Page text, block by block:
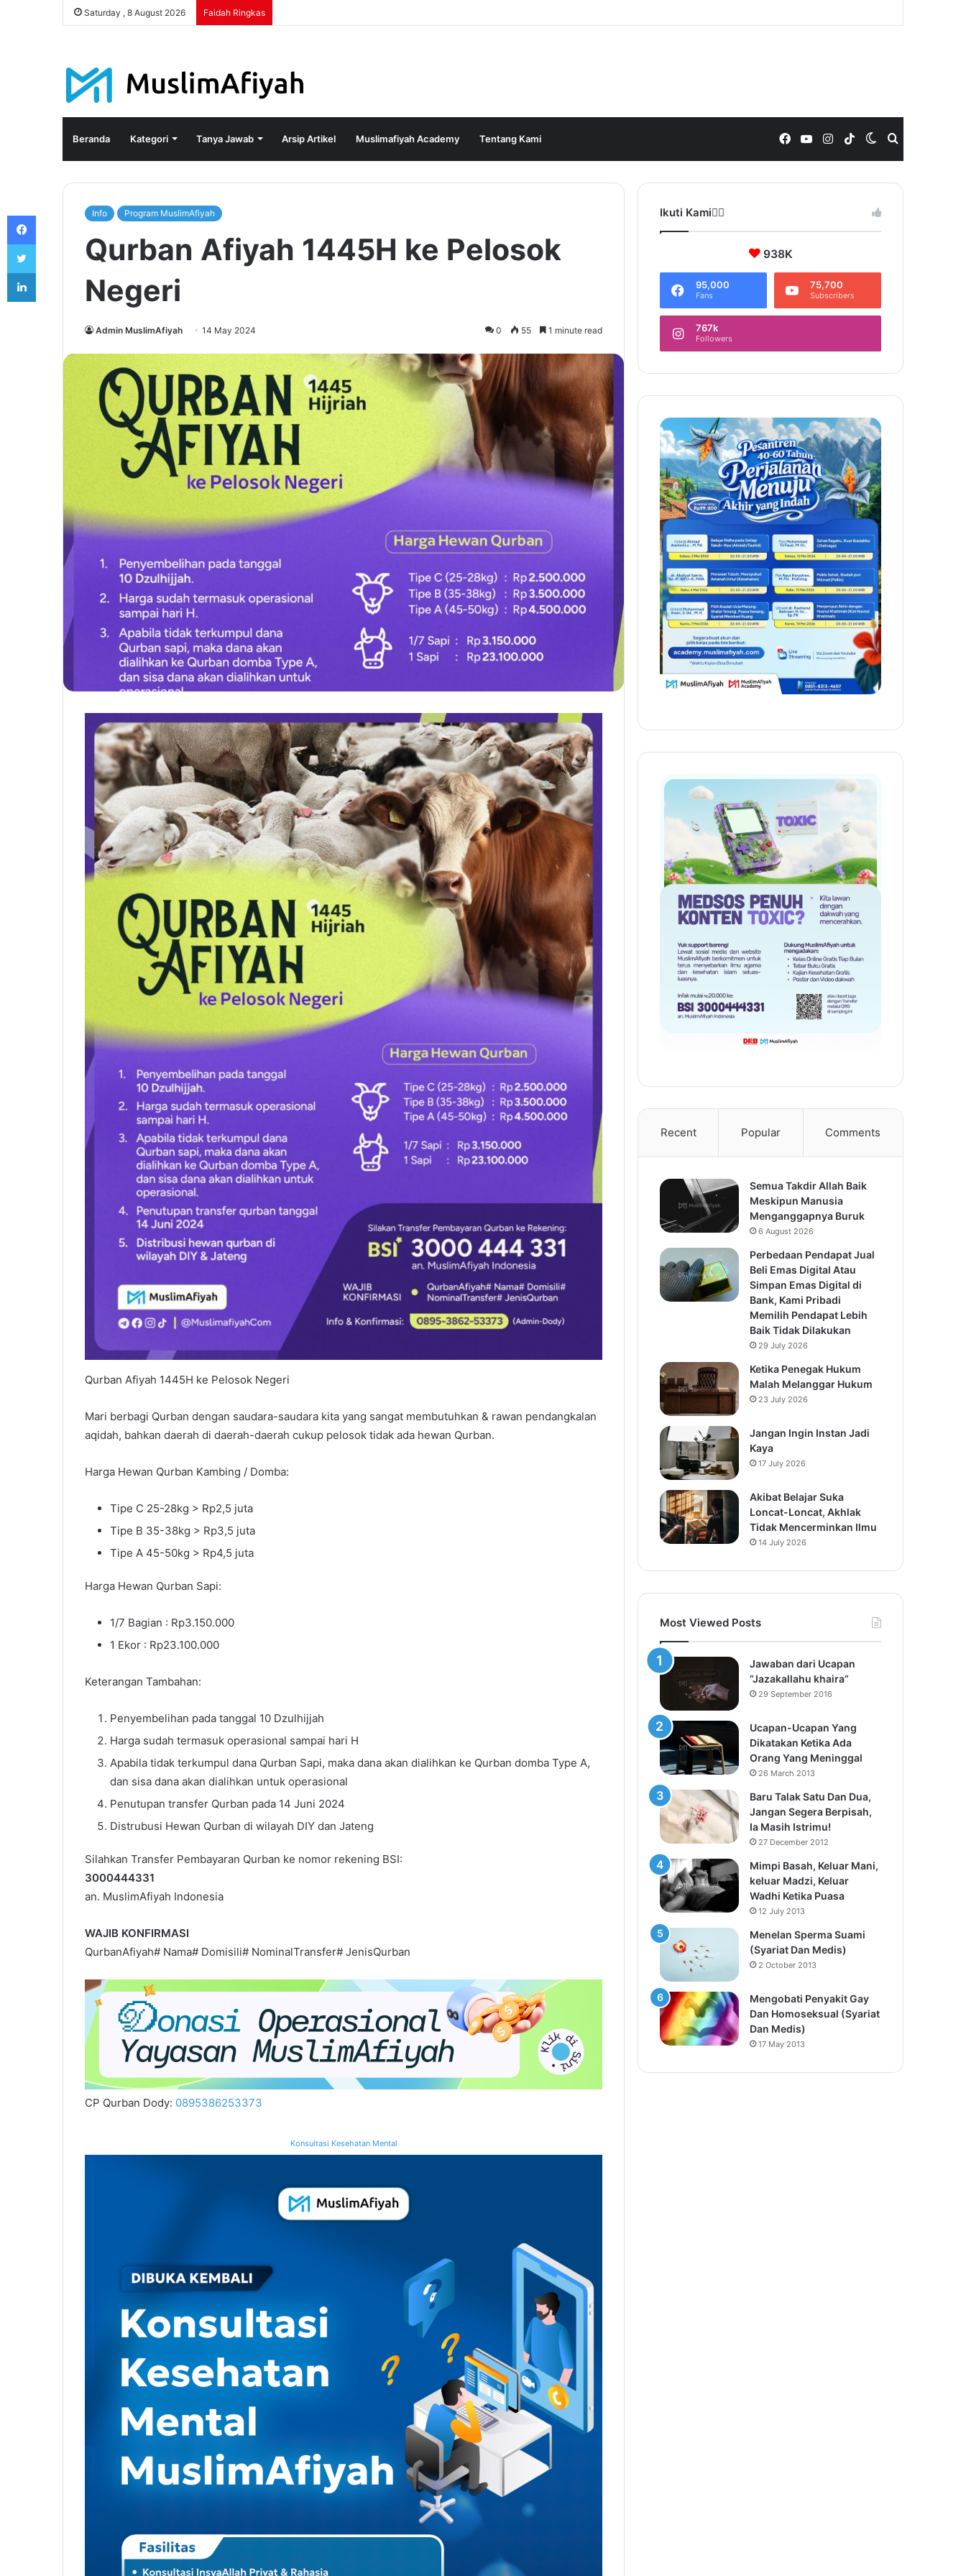
Saturday , 8 August 2026 Faidah Ringkas
Beranda Kategori Tanya Jawab Arsip Artikel Muslimafiyah Academy Tentang Kami Switch
skin
TikTok
Instagram
YouTube
Facebook
Info Program MuslimAfiyah
Qurban Afiyah 1445H ke Pelosok
Negeri
Admin MuslimAfiyah 14 May 2024 0 55 1 minute read
Qurban Afiyah 1445H ke Pelosok Negeri
Mari berbagi Qurban dengan saudara-saudara kita yang sangat membutuhkan & rawan pendangkalan
aqidah, bahkan daerah di daerah-daerah cukup pelosok tidak ada hewan Qurban.
Harga Hewan Qurban Kambing / Domba:
Tipe C 25-28kg > Rp2,5 juta
Tipe B 35-38kg > Rp3,5 juta
Tipe A 45-50kg > Rp4,5 juta
Harga Hewan Qurban Sapi:
1/7 Bagian : Rp3.150.000
1 Ekor : Rp23.100.000
Keterangan Tambahan:
Penyembelihan pada tanggal 10 Dzulhijjah
Harga sudah termasuk operasional sampai hari H
Apabila tidak terkumpul dana Qurban Sapi, maka dana akan dialihkan ke Qurban domba Type A,
dan sisa dana akan dialihkan untuk operasional
Penutupan transfer Qurban pada 14 Juni 2024
Distrubusi Hewan Qurban di wilayah DIY dan Jateng
Silahkan Transfer Pembayaran Qurban ke nomor rekening BSI:
3000444331
an. MuslimAfiyah Indonesia
WAJIB KONFIRMASI
QurbanAfiyah# Nama# Domisili# NominalTransfer# JenisQurban
CP Qurban Dody: 0895386253373
Konsultasi Kesehatan Mental
Ikuti Kami❤️‍🔥
938K
95,000
Fans
75,700
Subscribers
767k
Followers
Recent Popular Comments
Semua Takdir Allah Baik
Meskipun Manusia
Menganggapnya Buruk
6 August 2026
Perbedaan Pendapat Jual
Beli Emas Digital Atau
Simpan Emas Digital di
Bank, Kami Pribadi
Memilih Pendapat Lebih
Baik Tidak Dilakukan
29 July 2026
Ketika Penegak Hukum
Malah Melanggar Hukum
23 July 2026
Jangan Ingin Instan Jadi
Kaya
17 July 2026
Akibat Belajar Suka
Loncat-Loncat, Akhlak
Tidak Mencerminkan Ilmu
14 July 2026
Most Viewed Posts
Jawaban dari Ucapan
“Jazakallahu khaira”
29 September 2016
Ucapan-Ucapan Yang
Dikatakan Ketika Ada
Orang Yang Meninggal
26 March 2013
Baru Talak Satu Dan Dua,
Jangan Segera Berpisah,
Ia Masih Istrimu!
27 December 2012
Mimpi Basah, Keluar Mani,
keluar Madzi, Keluar
Wadhi Ketika Puasa
12 July 2013
Menelan Sperma Suami
(Syariat Dan Medis)
2 October 2013
Mengobati Penyakit Gay
Dan Homoseksual (Syariat
Dan Medis)
17 May 2013
Facebook
Twitter
LinkedIn